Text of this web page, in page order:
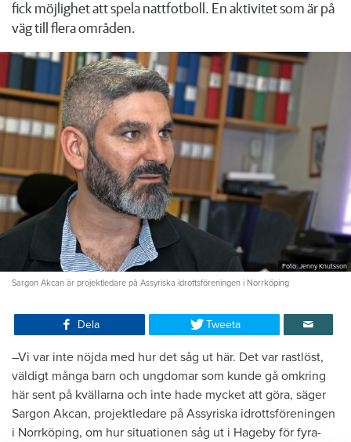
fick möjlighet att spela nattfotboll. En aktivitet som är på
väg till flera områden.
Foto: Jenny Knutsson
Sargon Akcan är projektledare på Assyriska idrottsföreningen i Norrköping
Dela Tweeta
–Vi var inte nöjda med hur det såg ut här. Det var rastlöst,
väldigt många barn och ungdomar som kunde gå omkring
här sent på kvällarna och inte hade mycket att göra, säger
Sargon Akcan, projektledare på Assyriska idrottsföreningen
i Norrköping, om hur situationen såg ut i Hageby för fyra-